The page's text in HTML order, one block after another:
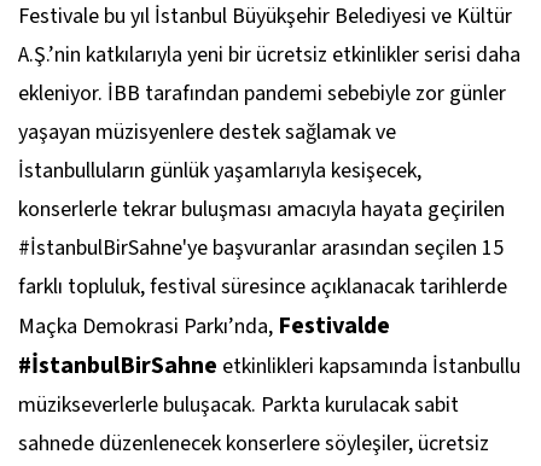
Festivale bu yıl İstanbul Büyükşehir Belediyesi ve Kültür
A.Ş.’nin katkılarıyla yeni bir ücretsiz etkinlikler serisi daha
ekleniyor. İBB tarafından pandemi sebebiyle zor günler
yaşayan müzisyenlere destek sağlamak ve
İstanbulluların günlük yaşamlarıyla kesişecek,
konserlerle tekrar buluşması amacıyla hayata geçirilen
#İstanbulBirSahne'ye başvuranlar arasından seçilen 15
farklı topluluk, festival süresince açıklanacak tarihlerde
Maçka Demokrasi Parkı’nda, Festivalde
#İstanbulBirSahne etkinlikleri kapsamında İstanbullu
müzikseverlerle buluşacak. Parkta kurulacak sabit
sahnede düzenlenecek konserlere söyleşiler, ücretsiz